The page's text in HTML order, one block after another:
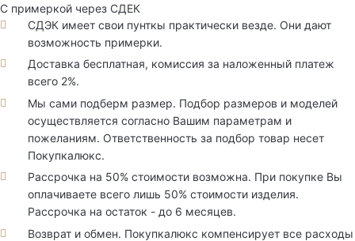
С примеркой через СДЕК
СДЭК имеет свои пунткы практически везде. Они дают
возможность примерки.
Доставка бесплатная, комиссия за наложенный платеж
всего 2%.
Мы сами подберм размер. Подбор размеров и моделей
осуществляется согласно Вашим параметрам и
пожеланиям. Ответственность за подбор товар несет
Покупкалюкс.
Рассрочка на 50% стоимости возможна. При покупке Вы
оплачиваете всего лишь 50% стоимости изделия.
Рассрочка на остаток - до 6 месяцев.
Возврат и обмен. Покупкалюкс компенсирует все расходы